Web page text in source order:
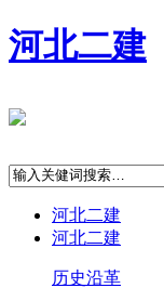
河北二建
河北二建
河北二建
历史沿革